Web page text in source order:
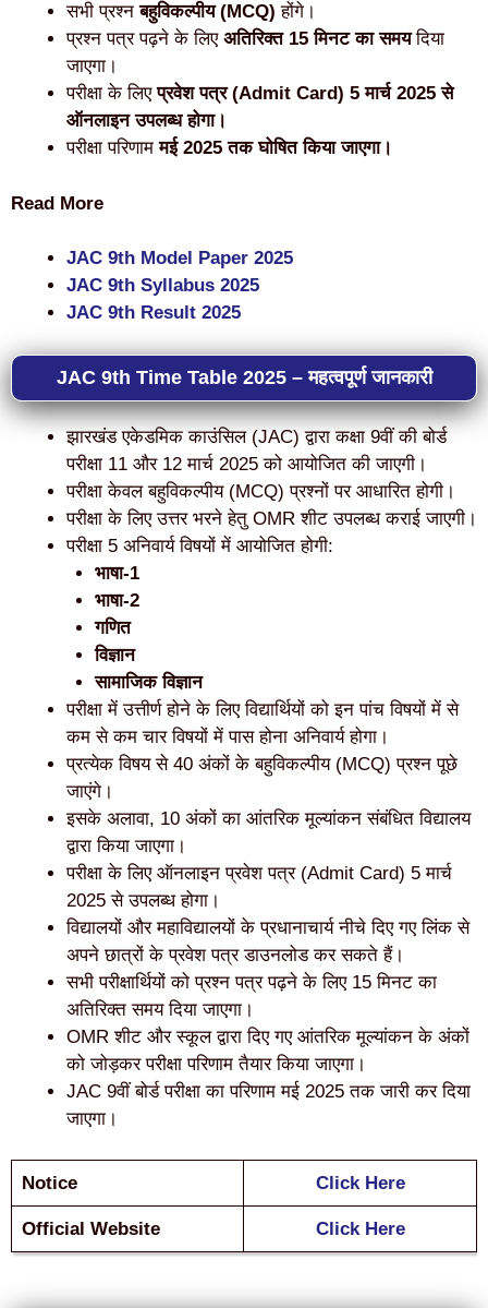
सभी प्रश्नबहुविकल्पीय (MCQ) होंगे।
प्रश्न पत्र पढ़ने के लिए अतिरिक्त 15 मिनट का समयदिया
जाएगा।
परीक्षा के लिएप्रवेश पत्र (Admit Card) 5 मार्च 2025 से
ऑनलाइन उपलब्ध होगा।
परीक्षा परिणाममई 2025 तक घोषित किया जाएगा।
Read More
JAC 9th Model Paper 2025
JAC 9th Syllabus 2025
JAC 9th Result 2025
JAC 9th Time Table 2025– महत्वपूर्ण जानकारी
झारखंड एकेडमिक काउंसिल (JAC) द्वारा कक्षा 9वीं की बोर्ड
परीक्षा 11 और 12 मार्च 2025 को आयोजित की जाएगी।
परीक्षा केवल बहुविकल्पीय (MCQ) प्रश्नों पर आधारित होगी।
परीक्षा के लिए उत्तर भरने हेतु OMR शीट उपलब्ध कराई जाएगी।
परीक्षा 5 अनिवार्य विषयों में आयोजित होगी:
भाषा-1
भाषा-2
गणित
विज्ञान
सामाजिक विज्ञान
परीक्षा में उत्तीर्ण होने के लिए विद्यार्थियों को इन पांच विषयों में से
कम से कम चार विषयों में पास होना अनिवार्य होगा।
प्रत्येक विषय से 40 अंकों के बहुविकल्पीय (MCQ) प्रश्न पूछे
जाएंगे।
इसके अलावा, 10 अंकों का आंतरिक मूल्यांकन संबंधित विद्यालय
द्वारा किया जाएगा।
परीक्षा के लिए ऑनलाइन प्रवेश पत्र (Admit Card) 5 मार्च
2025 से उपलब्ध होगा।
विद्यालयों और महाविद्यालयों के प्रधानाचार्य नीचे दिए गए लिंक से
अपने छात्रों के प्रवेश पत्र डाउनलोड कर सकते हैं।
सभी परीक्षार्थियों को प्रश्न पत्र पढ़ने के लिए 15 मिनट का
अतिरिक्त समय दिया जाएगा।
OMR शीट और स्कूल द्वारा दिए गए आंतरिक मूल्यांकन के अंकों
को जोड़कर परीक्षा परिणाम तैयार किया जाएगा।
JAC 9वीं बोर्ड परीक्षा का परिणाम मई 2025 तक जारी कर दिया
जाएगा।
Notice Click Here
Official Website Click Here